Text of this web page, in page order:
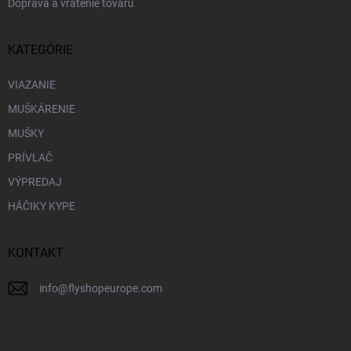
Doprava a vrátenie tovaru
KATEGÓRIE
VIAZANIE
MUŠKÁRENIE
MUŠKY
PRÍVLAČ
VÝPREDAJ
HÁČIKY KYPE
KONTAKT
info@flyshopeurope.com